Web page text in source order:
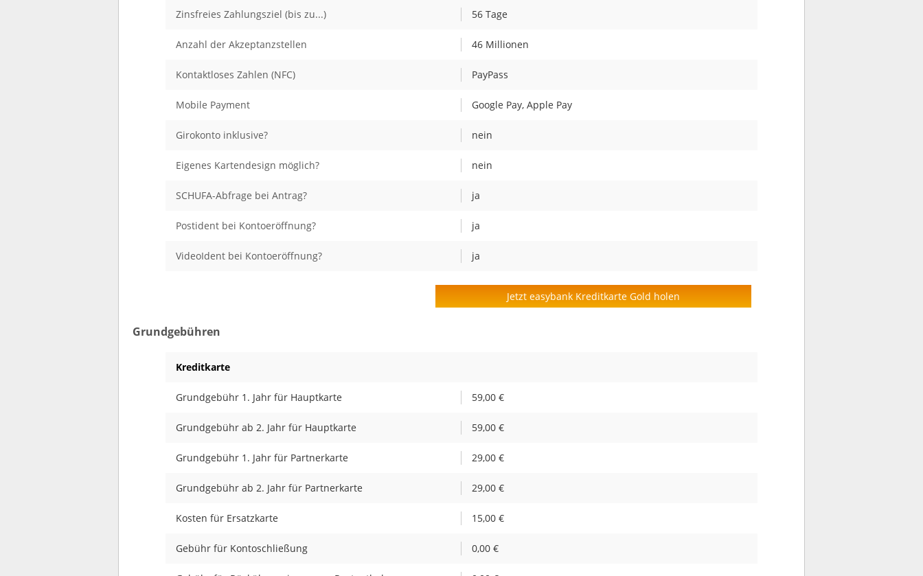
Zinsfreies Zahlungsziel (bis zu...) 56 Tage
Anzahl der Akzeptanzstellen 46 Millionen
Kontaktloses Zahlen (NFC) PayPass
Mobile Payment Google Pay, Apple Pay
Girokonto inklusive? nein
Eigenes Kartendesign möglich? nein
SCHUFA-Abfrage bei Antrag? ja
Postident bei Kontoeröffnung? ja
VideoIdent bei Kontoeröffnung? ja
Jetzt easybank Kreditkarte Gold holen
Grundgebühren
Kreditkarte
Grundgebühr 1. Jahr für Hauptkarte 59,00 €
Grundgebühr ab 2. Jahr für Hauptkarte 59,00 €
Grundgebühr 1. Jahr für Partnerkarte 29,00 €
Grundgebühr ab 2. Jahr für Partnerkarte 29,00 €
Kosten für Ersatzkarte 15,00 €
Gebühr für Kontoschließung 0,00 €